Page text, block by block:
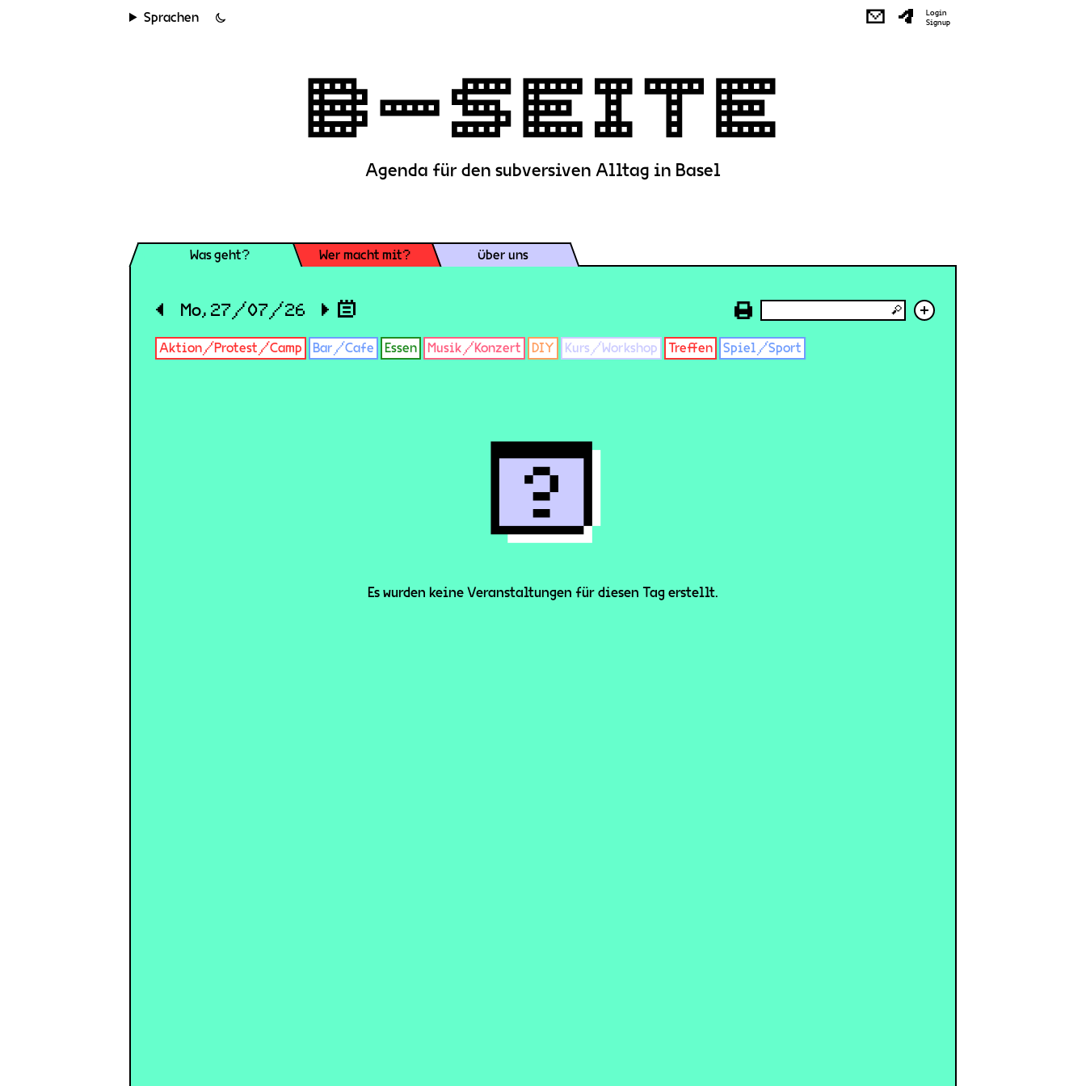
Sprachen ✉
Login
Signup
Agenda für den subversiven Alltag in Basel
Was geht? Wer macht mit? Über uns
◀ Mo, 27/07/26 ▶ +
Aktion/Protest/Camp Bar/Cafe Essen Musik/Konzert DIY Kurs/Workshop Treffen Spiel/Sport
Es wurden keine Veranstaltungen für diesen Tag erstellt.